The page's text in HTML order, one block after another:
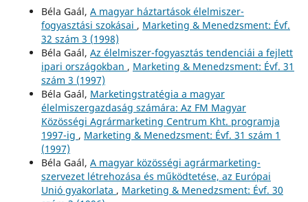
Béla Gaál, A magyar háztartások élelmiszer-
fogyasztási szokásai , Marketing & Menedzsment: Évf.
32 szám 3 (1998)
Béla Gaál, Az élelmiszer-fogyasztás tendenciái a fejlett
ipari országokban , Marketing & Menedzsment: Évf. 31
szám 3 (1997)
Béla Gaál, Marketingstratégia a magyar
élelmiszergazdaság számára: Az FM Magyar
Közösségi Agrármarketing Centrum Kht. programja
1997-ig , Marketing & Menedzsment: Évf. 31 szám 1
(1997)
Béla Gaál, A magyar közösségi agrármarketing-
szervezet létrehozása és működtetése, az Európai
Unió gyakorlata , Marketing & Menedzsment: Évf. 30